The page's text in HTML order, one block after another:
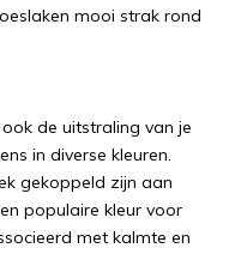
mooi strak rond
de uitstraling van je
in diverse kleuren.
gekoppeld zijn aan
populaire kleur voor
met kalmte en